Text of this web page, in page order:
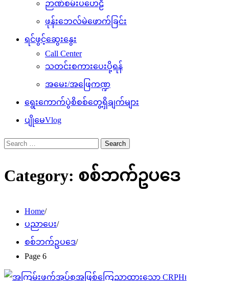
ဉာဏ်စမ်းပဟေဠိ
ဖုန်းဘေလ်မဲဖောက်ခြင်း
ရင်ဖွင့်ဆွေးနွေး
Call Center
သတင်းစကားပေးပို့ရန်
အမေး/အဖြေကဏ္ဍ
ရွေးကောက်ပွဲစိစစ်တွေ့ရှိချက်များ
ပျိုမေVlog
Search
for:
Category: စစ်ဘက်ဥပဒေ
Home
ပညာပေး
စစ်ဘက်ဥပဒေ
Page 6